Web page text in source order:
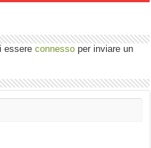
essereconnesso per inviare un